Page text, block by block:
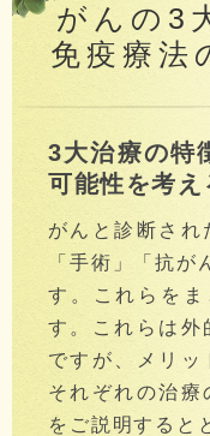
がんの3
免疫療法
3大治療の特
可能性を考え
がんと診断され
「手術」「抗
す。これらを
す。これらは外
ですが、メリッ
それぞれの治療
をご説明すると